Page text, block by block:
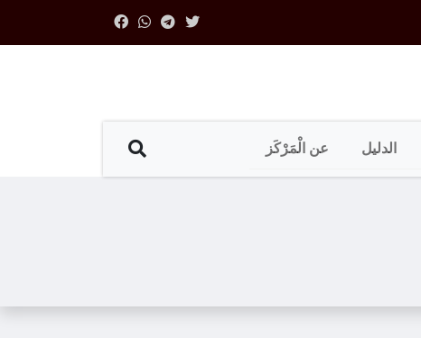
الدليل عن الْمَرْكَز